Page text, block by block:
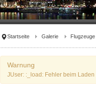
Startseite Galerie Flugzeuge
Warnung
JUser: :_load: Fehler beim